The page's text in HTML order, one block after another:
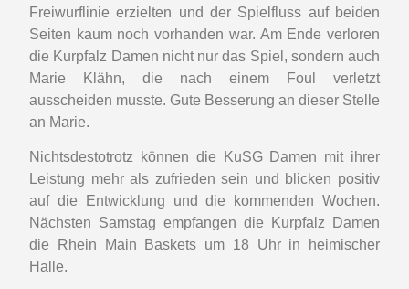
Freiwurflinie erzielten und der Spielfluss auf beiden
Seiten kaum noch vorhanden war. Am Ende verloren
die Kurpfalz Damen nicht nur das Spiel, sondern auch
Marie Klähn, die nach einem Foul verletzt
ausscheiden musste. Gute Besserung an dieser Stelle
an Marie.
Nichtsdestotrotz können die KuSG Damen mit ihrer
Leistung mehr als zufrieden sein und blicken positiv
auf die Entwicklung und die kommenden Wochen.
Nächsten Samstag empfangen die Kurpfalz Damen
die Rhein Main Baskets um 18 Uhr in heimischer
Halle.